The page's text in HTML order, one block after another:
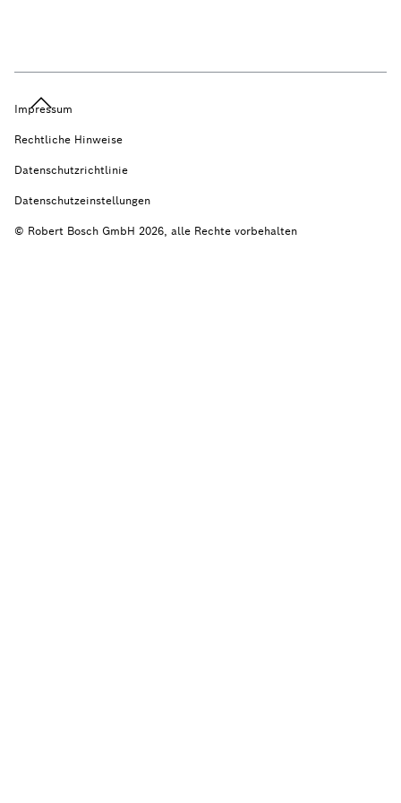
Impressum
Rechtliche Hinweise
Datenschutzrichtlinie
Datenschutzeinstellungen
© Robert Bosch GmbH 2026, alle Rechte vorbehalten